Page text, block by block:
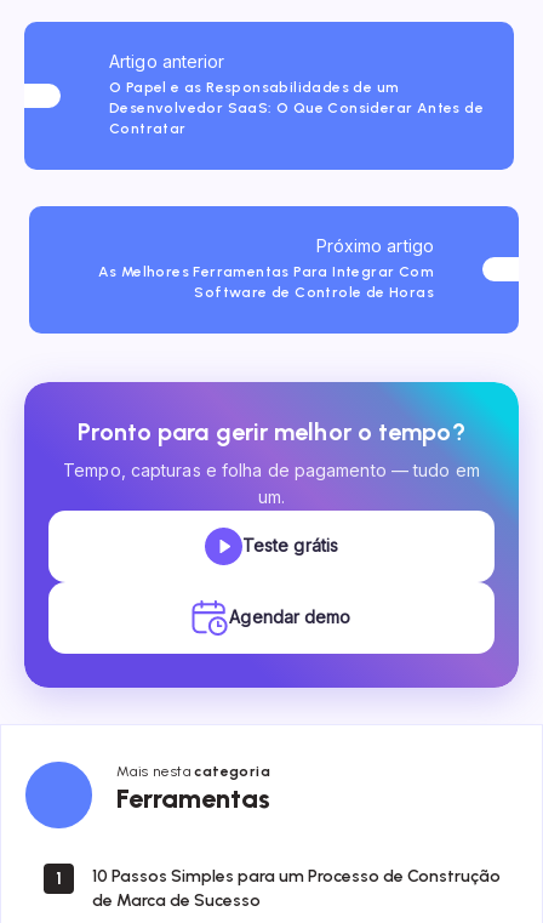
Artigo anterior
O Papel e as Responsabilidades de um
Desenvolvedor SaaS: O Que Considerar Antes de
Contratar
Próximo artigo
As Melhores Ferramentas Para Integrar Com
Software de Controle de Horas
Pronto para gerir melhor o tempo?
Tempo, capturas e folha de pagamento — tudo em
um.
Teste grátis
Agendar demo
Mais nestacategoria
Ferramentas
Ferramentas
1
10 Passos Simples para um Processo de Construção
de Marca de Sucesso